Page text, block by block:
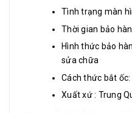
Tình trạng màn
Thời gian bảo
Hình thức bảo
sửa chữa
Cách thức bắt ốc:
Xuất xứ : Trung